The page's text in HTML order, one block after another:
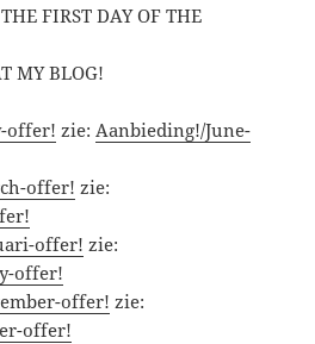
FIRST DAY OF THE
MY BLOG!
offer! zie: Aanbieding!/June-
offer! zie:
offer! zie:
offer!
offer! zie:
offer!